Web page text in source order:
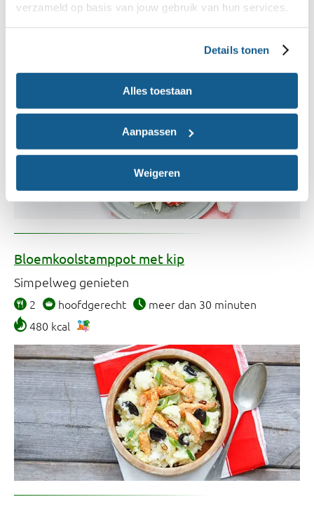
verzameld op basis van jouw gebruik van hun services.
Details tonen
Alles toestaan
Aanpassen
Weigeren
meer dan 30 minuten
Bloemkoolstamppot met kip
Simpelweg genieten
2 hoofdgerecht
meer dan 30 minuten
480 kcal